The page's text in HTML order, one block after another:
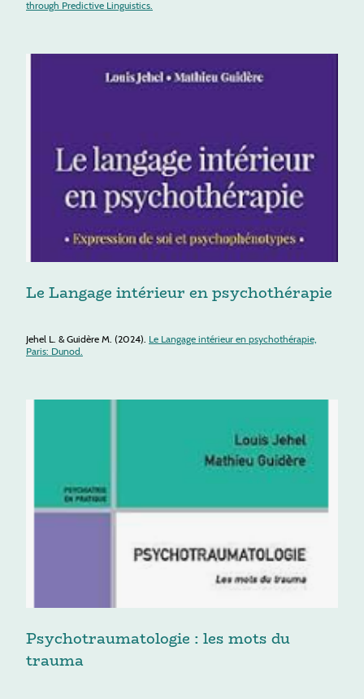
through Predictive Linguistics.
Le Langage intérieur en psychothérapie
Jehel L. & Guidère M. (2024). Le Langage intérieur en psychothérapie,
Paris: Dunod.
Psychotraumatologie : les mots du
trauma